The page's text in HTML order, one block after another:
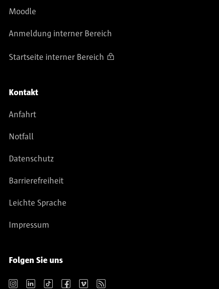
Moodle
Anmeldung interner Bereich
Startseite interner Bereich
Kontakt
Anfahrt
Notfall
Datenschutz
Barrierefreiheit
Leichte Sprache
Impressum
Folgen Sie uns
Instagram LinkedIn TikTok Facebook Vimeo RSS